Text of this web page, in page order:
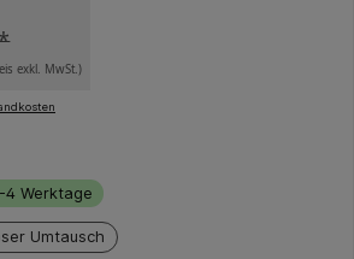
exkl. MwSt.)
Werktage
Umtausch